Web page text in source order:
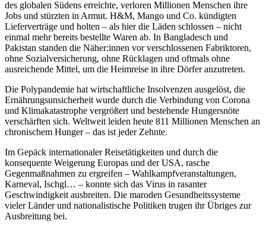
des globalen Südens erreichte, verloren Millionen Menschen ihre
Jobs und stürzten in Armut. H&M, Mango und Co. kündigten
Lieferverträge und holten – als hier die Läden schlossen – nicht
einmal mehr bereits bestellte Waren ab. In Bangladesch und
Pakistan standen die Näher:innen vor verschlossenen Fabriktoren,
ohne Sozialversicherung, ohne Rücklagen und oftmals ohne
ausreichende Mittel, um die Heimreise in ihre Dörfer anzutreten.
Die Polypandemie hat wirtschaftliche Insolvenzen ausgelöst, die
Ernährungsunsicherheit wurde durch die Verbindung von Corona
und Klimakatastrophe vergrößert und bestehende Hungersnöte
verschärften sich. Weltweit leiden heute 811 Millionen Menschen an
chronischem Hunger – das ist jeder Zehnte.
Im Gepäck internationaler Reisetätigkeiten und durch die
konsequente Weigerung Europas und der USA, rasche
Gegenmaßnahmen zu ergreifen – Wahlkampfveranstaltungen,
Karneval, Ischgl… – konnte sich das Virus in rasanter
Geschwindigkeit ausbreiten. Die maroden Gesundheitssysteme
vieler Länder und nationalistische Politiken trugen ihr Übriges zur
Ausbreitung bei.